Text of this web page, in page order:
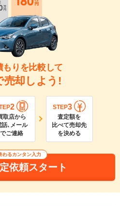
もりを比較して
売却しよう!
2
取店から
話､メール
でご連絡
STEP3
査定額を
比べて売却先
を決める
わるカンタン入力
依頼スタート